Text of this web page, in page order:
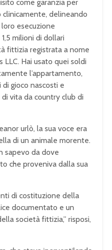
come garanzia per
clinicamente, delineando
esecuzione
milioni di dollari
fittizia registrata a nome
Hai usato quei soldi
l’appartamento,
gioco nascosti e
vita da country club di
urlò, la sua voce era
di un animale morente.
sapevo da dove
che proveniva dalla sua
di costituzione della
documentato e un
società fittizia,” risposi,